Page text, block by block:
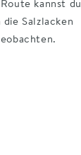
kannst du
Salzlacken